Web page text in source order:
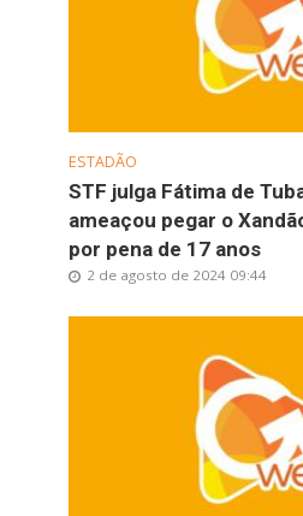
ESTADÃO
STF julga Fátima de
ameaçou pegar o
por pena de 17 anos
2 de agosto de 2024 09:44